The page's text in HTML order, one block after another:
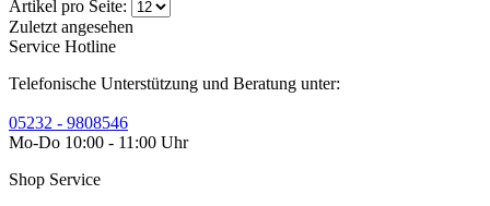
Artikel pro Seite:
Zuletzt angesehen
Service Hotline
Telefonische Unterstützung und Beratung unter:
05232 - 9808546
Mo-Do 10:00 - 11:00 Uhr
Shop Service